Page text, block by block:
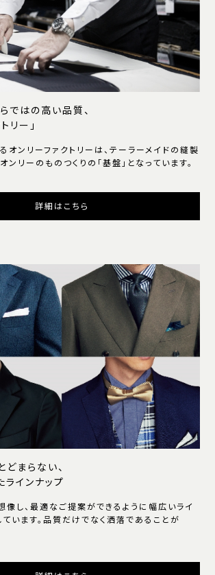
ではの高い品質、
リー」
ンリーファクトリーは、テーラーメイドの縫製
ンリーのものつくりの「基盤」となっています。
詳細はこちら
まらない、
ラインナップ
像し、最適なご提案ができるように幅広いライ
います。品質だけでなく洒落であることが